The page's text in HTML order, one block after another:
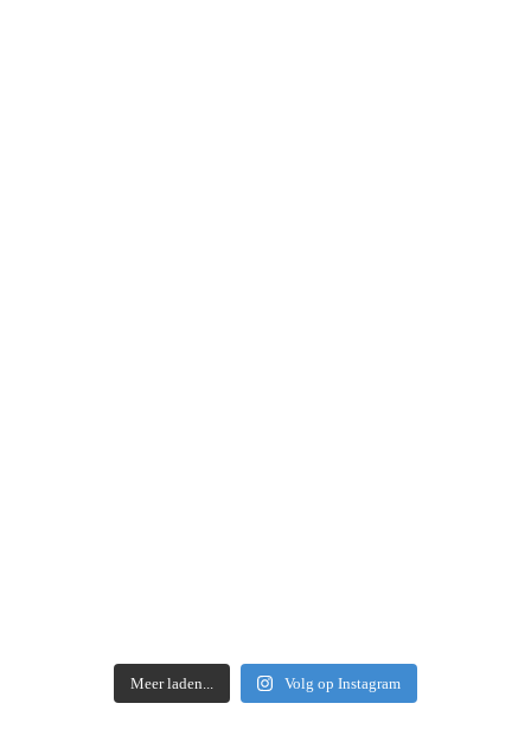
Meer laden... Volg op Instagram